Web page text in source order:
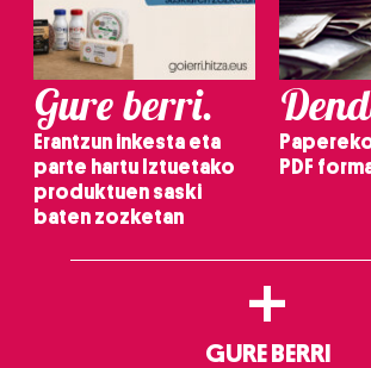
Gure berri.
Erantzun inkesta eta
parte hartu Iztuetako
produktuen saski
baten zozketan
PDF
+
GURE BERRI